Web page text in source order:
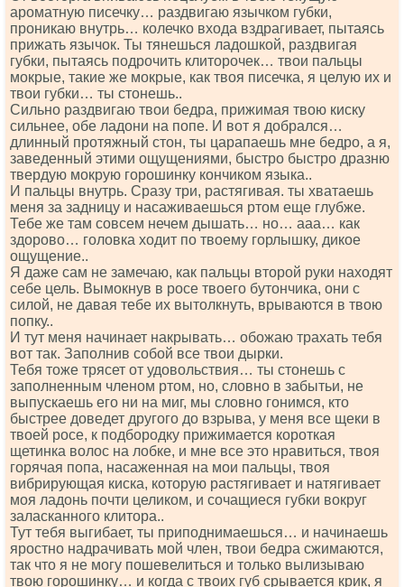
ароматную писечку… раздвигаю язычком губки,
проникаю внутрь… колечко входа вздрагивает, пытаясь
прижать язычок. Ты тянешься ладошкой, раздвигая
губки, пытаясь подрочить клиторочек… твои пальцы
мокрые, такие же мокрые, как твоя писечка, я целую их и
твои губки… ты стонешь..
Сильно раздвигаю твои бедра, прижимая твою киску
сильнее, обе ладони на попе. И вот я добрался…
длинный протяжный стон, ты царапаешь мне бедро, а я,
заведенный этими ощущениями, быстро быстро дразню
твердую мокрую горошинку кончиком языка..
И пальцы внутрь. Сразу три, растягивая. ты хватаешь
меня за задницу и насаживаешься ртом еще глубже.
Тебе же там совсем нечем дышать… но… ааа… как
здорово… головка ходит по твоему горлышку, дикое
ощущение..
Я даже сам не замечаю, как пальцы второй руки находят
себе цель. Вымокнув в росе твоего бутончика, они с
силой, не давая тебе их вытолкнуть, врываются в твою
попку..
И тут меня начинает накрывать… обожаю трахать тебя
вот так. Заполнив собой все твои дырки.
Тебя тоже трясет от удовольствия… ты стонешь с
заполненным членом ртом, но, словно в забытьи, не
выпускаешь его ни на миг, мы словно гонимся, кто
быстрее доведет другого до взрыва, у меня все щеки в
твоей росе, к подбородку прижимается короткая
щетинка волос на лобке, и мне все это нравиться, твоя
горячая попа, насаженная на мои пальцы, твоя
вибрирующая киска, которую растягивает и натягивает
моя ладонь почти целиком, и сочащиеся губки вокруг
заласканного клитора..
Тут тебя выгибает, ты приподнимаешься… и начинаешь
яростно надрачивать мой член, твои бедра сжимаются,
так что я не могу пошевелиться и только вылизываю
твою горошинку… и когда с твоих губ срывается крик, я